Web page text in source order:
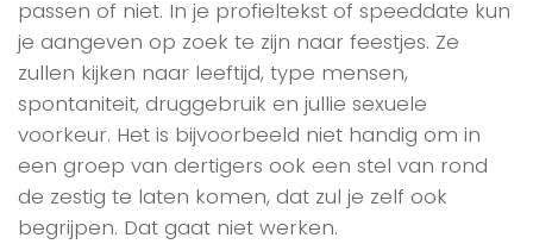
passen of niet. In je profieltekst of speeddate kun
je aangeven op zoek te zijn naar feestjes. Ze
zullen kijken naar leeftijd, type mensen,
spontaniteit, druggebruik en jullie sexuele
voorkeur. Het is bijvoorbeeld niet handig om in
een groep van dertigers ook een stel van rond
de zestig te laten komen, dat zul je zelf ook
begrijpen. Dat gaat niet werken.